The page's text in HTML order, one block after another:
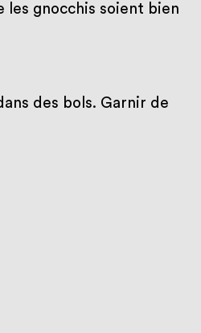
les gnocchis soient bien
des bols. Garnir de